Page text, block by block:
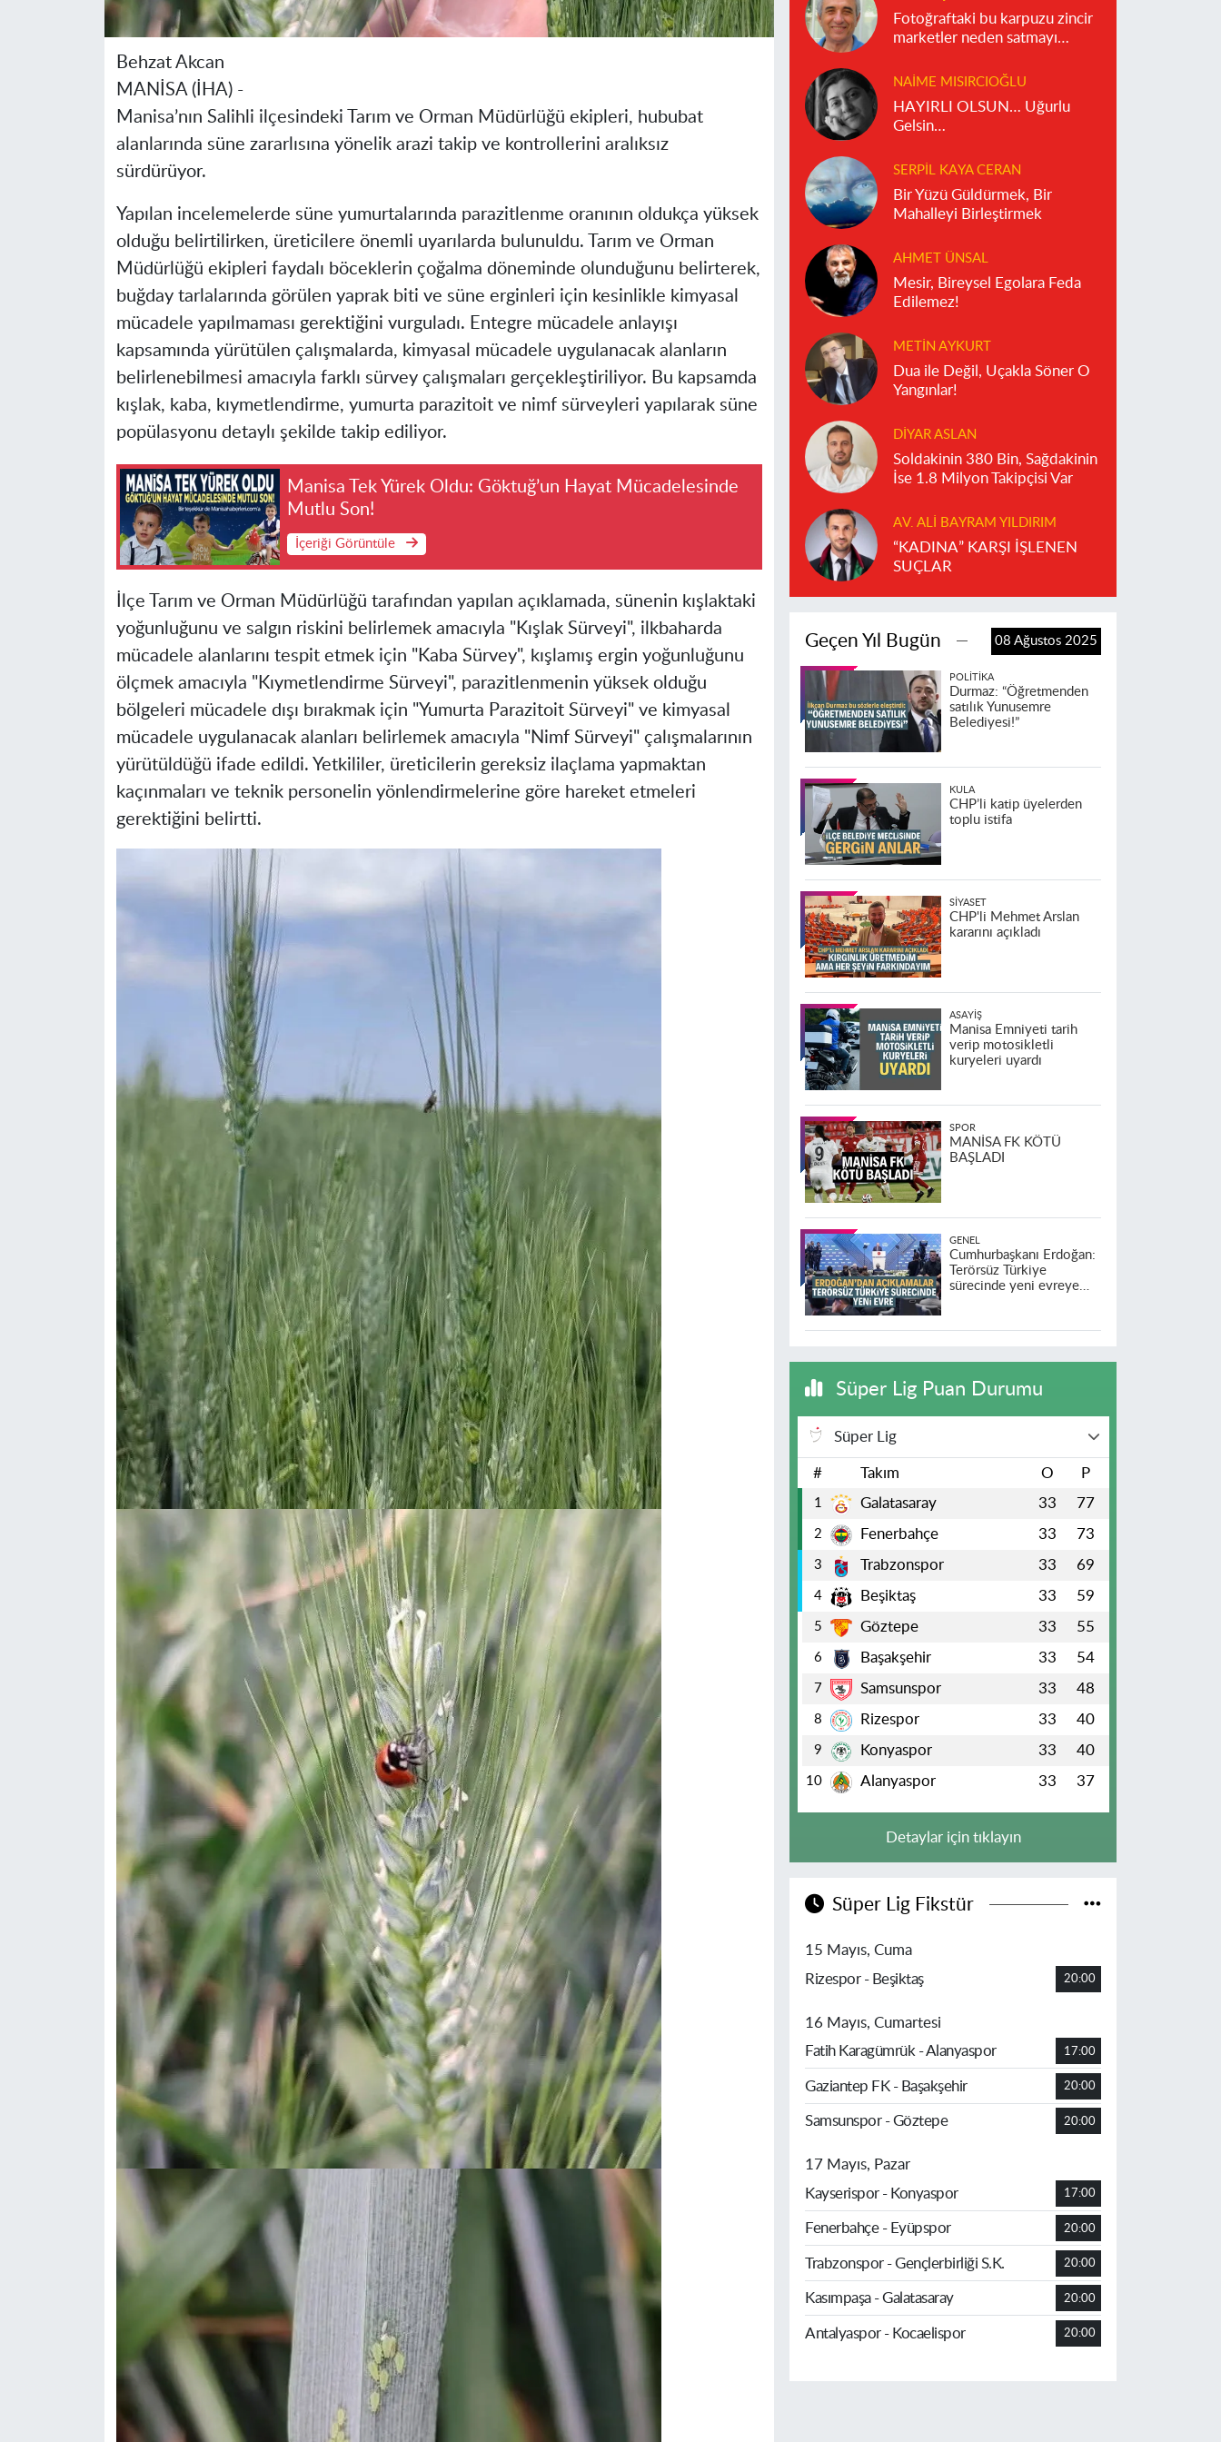
Behzat Akcan
MANİSA (İHA) -
Manisa’nın Salihli ilçesindeki Tarım ve Orman Müdürlüğü ekipleri, hububat
alanlarında süne zararlısına yönelik arazi takip ve kontrollerini aralıksız
sürdürüyor.
Yapılan incelemelerde süne yumurtalarında parazitlenme oranının oldukça yüksek
olduğu belirtilirken, üreticilere önemli uyarılarda bulunuldu. Tarım ve Orman
Müdürlüğü ekipleri faydalı böceklerin çoğalma döneminde olunduğunu belirterek,
buğday tarlalarında görülen yaprak biti ve süne erginleri için kesinlikle kimyasal
mücadele yapılmaması gerektiğini vurguladı. Entegre mücadele anlayışı
kapsamında yürütülen çalışmalarda, kimyasal mücadele uygulanacak alanların
belirlenebilmesi amacıyla farklı sürvey çalışmaları gerçekleştiriliyor. Bu kapsamda
kışlak, kaba, kıymetlendirme, yumurta parazitoit ve nimf sürveyleri yapılarak süne
popülasyonu detaylı şekilde takip ediliyor.
Manisa Tek Yürek Oldu: Göktuğ’un Hayat Mücadelesinde
Mutlu Son!
İçeriği Görüntüle
İlçe Tarım ve Orman Müdürlüğü tarafından yapılan açıklamada, sünenin kışlaktaki
yoğunluğunu ve salgın riskini belirlemek amacıyla "Kışlak Sürveyi", ilkbaharda
mücadele alanlarını tespit etmek için "Kaba Sürvey", kışlamış ergin yoğunluğunu
ölçmek amacıyla "Kıymetlendirme Sürveyi", parazitlenmenin yüksek olduğu
bölgeleri mücadele dışı bırakmak için "Yumurta Parazitoit Sürveyi" ve kimyasal
mücadele uygulanacak alanları belirlemek amacıyla "Nimf Sürveyi" çalışmalarının
yürütüldüğü ifade edildi. Yetkililer, üreticilerin gereksiz ilaçlama yapmaktan
kaçınmaları ve teknik personelin yönlendirmelerine göre hareket etmeleri
gerektiğini belirtti.
Fotoğraftaki bu karpuzu zincir
marketler neden satmayı
NAIME MISIRCIOĞLU
HAYIRLI OLSUN… Uğurlu
Gelsin…
SERPIL KAYA CERAN
Bir Yüzü Güldürmek, Bir
Mahalleyi Birleştirmek
AHMET ÜNSAL
Mesir, Bireysel Egolara Feda
Edilemez!
METIN AYKURT
Dua ile Değil, Uçakla Söner O
Yangınlar!
DIYAR ASLAN
Soldakinin 380 Bin, Sağdakinin
İse 1.8 Milyon Takipçisi Var
AV. ALI BAYRAM YILDIRIM
“KADINA” KARŞI İŞLENEN
SUÇLAR
Geçen Yıl Bugün 08 Ağustos 2025
POLITIKA
Durmaz: “Öğretmenden
satılık Yunusemre
Belediyesi!”
KULA
CHP’li katip üyelerden
toplu istifa
SIYASET
CHP'li Mehmet Arslan
kararını açıkladı
ASAYIŞ
Manisa Emniyeti tarih
verip motosikletli
kuryeleri uyardı
SPOR
MANİSA FK KÖTÜ
BAŞLADI
GENEL
Cumhurbaşkanı Erdoğan:
Terörsüz Türkiye
sürecinde yeni evreye
Süper Lig Puan Durumu
Süper Lig
# Takım O P
1 Galatasaray 33 77
2 Fenerbahçe 33 73
3 Trabzonspor 33 69
4 Beşiktaş 33 59
5 Göztepe 33 55
6 Başakşehir 33 54
7 Samsunspor 33 48
8 Rizespor 33 40
9 Konyaspor 33 40
10 Alanyaspor 33 37
Detaylar için tıklayın
Süper Lig Fikstür
15 Mayıs, Cuma
Rizespor - Beşiktaş
20:00
16 Mayıs, Cumartesi
Fatih Karagümrük - Alanyaspor
17:00
Gaziantep FK - Başakşehir 20:00
Samsunspor - Göztepe 20:00
17 Mayıs, Pazar
Kayserispor - Konyaspor
17:00
Fenerbahçe - Eyüpspor 20:00
Trabzonspor - Gençlerbirliği S.K. 20:00
Kasımpaşa - Galatasaray 20:00
Antalyaspor - Kocaelispor 20:00